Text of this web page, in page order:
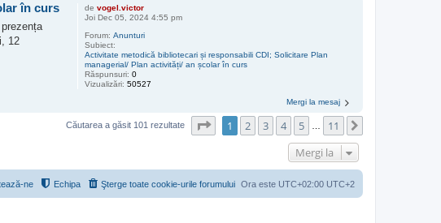
devogel.victor
Joi Dec 05, 2024 4:55 pm
Forum:Anunturi
Subiect:
Activitate metodică bibliotecari și responsabili CDI; Solicitare Plan
managerial/ Plan activități/ an școlar în curs
Răspunsuri:0
Vizualizări:50527
în curs
12
Mergi la mesaj
Căutarea a găsit 101 rezultate Pagina1 din 11
1 2 3 4 5 11
Mergi la
Ora este UTC+02:00 UTC+2
Şterge toate cookie-urile forumului
Echipa
ne